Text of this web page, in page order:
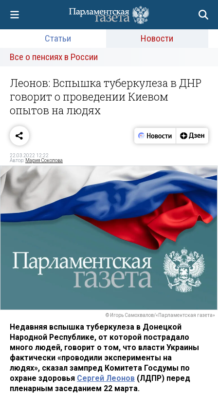
Статьи
Новости
Все о пенсиях в России
Леонов: Вспышка туберкулеза в ДНР
говорит о проведении Киевом
опытов на людях
22.03.2022 12:22
Автор: Мария Соколова
© Игорь Самохвалов/«Парламентская газета»
Недавняя вспышка туберкулеза в Донецкой
Народной Республике, от которой пострадало
много людей, говорит о том, что власти Украины
фактически «проводили эксперименты на
людях», сказал зампред Комитета Госдумы по
охране здоровья Сергей Леонов (ЛДПР) перед
пленарным заседанием 22 марта.